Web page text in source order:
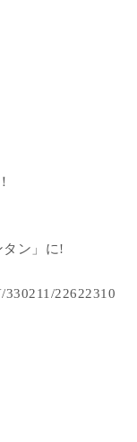
タン」に!
22622310